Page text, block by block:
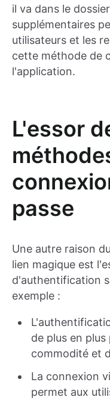
il va dans le
supplémentaires
utilisateurs et les
cette méthode de
l'application.
L'essor
passe
Une autre raison
lien magique est
d'authentification
exemple :
de plus en
commodité et
La connexion
permet aux